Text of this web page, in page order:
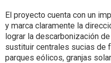
El proyecto cuenta con un
y marca claramente la
lograr la descarbonización
sustituir centrales sucias de
parques eólicos, granjas